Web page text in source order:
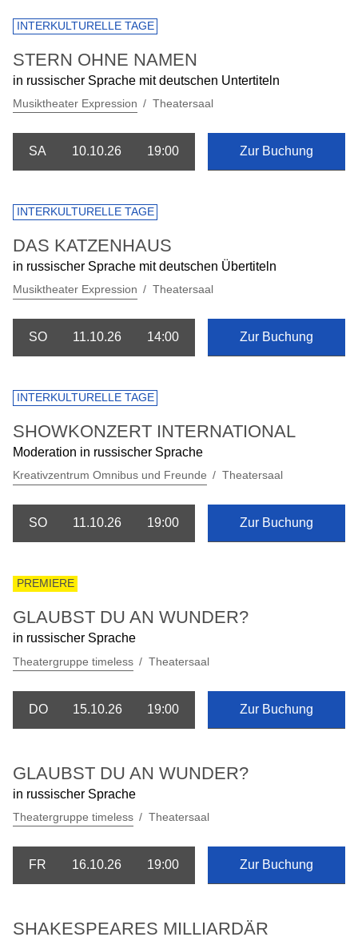
INTERKULTURELLE TAGE
SA 10.10.26 19:00
Musiktheater Expression Theatersaal
STERN OHNE NAMEN
in russischer Sprache mit deutschen Untertiteln
Zur Buchung
INTERKULTURELLE TAGE
SO 11.10.26 14:00
Musiktheater Expression Theatersaal
DAS KATZENHAUS
in russischer Sprache mit deutschen Übertiteln
Zur Buchung
INTERKULTURELLE TAGE
SO 11.10.26 19:00
Kreativzentrum Omnibus und Freunde Theatersaal
SHOWKONZERT INTERNATIONAL
Moderation in russischer Sprache
Zur Buchung
PREMIERE
DO 15.10.26 19:00
Theatergruppe timeless Theatersaal
GLAUBST DU AN WUNDER?
in russischer Sprache
Zur Buchung
FR 16.10.26 19:00
Theatergruppe timeless Theatersaal
GLAUBST DU AN WUNDER?
in russischer Sprache
Zur Buchung
SHAKESPEARES MILLIARDÄR